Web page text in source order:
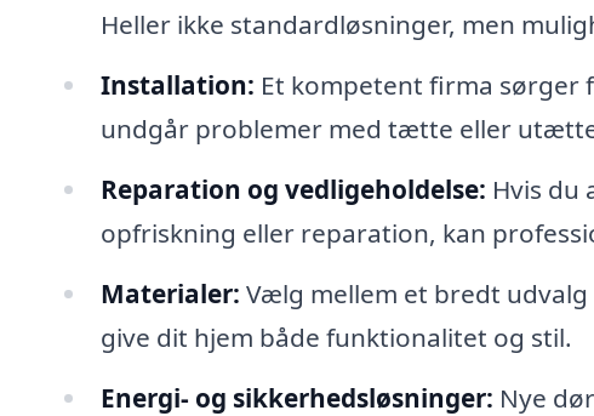
Heller ikke standardløsninger, men
Installation: Et kompetent firma sørger
undgår problemer med tætte eller
Reparation og vedligeholdelse: Hvis du
opfriskning eller reparation, kan
Materialer: Vælg mellem et bredt
give dit hjem både funktionalitet og stil.
Energi- og sikkerhedsløsninger: Nye